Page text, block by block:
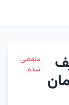
منقضی
شده